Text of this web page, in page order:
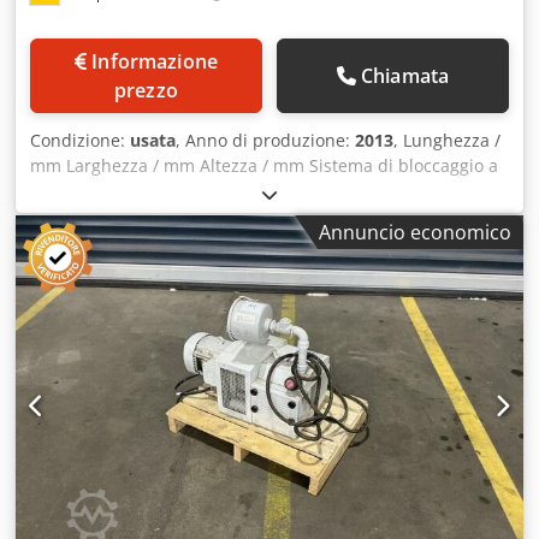
prezzo
Chiamata
Condizione: usata, Anno di produzione: 2013, Lunghezza /
mm Larghezza / mm Altezza / mm Sistema di bloccaggio a
vuoto Becker U 3.6 S-09 – 230 V – Anno di fabbricazione
2013 – completo di pompa a vuoto, serbatoio a vuoto e
tavolo a vuoto In vendita un sistema di bloccaggio a vuoto
Becker completo, composto da una pompa a vuoto Becker
modello U 3.6 S-09, un serbatoio a vuoto, un tavolo a vuoto
(piastra di bloccaggio) e gli accessori di bloccaggio mostrati
nelle immagini. Il sistema proviene da un utilizzo
industriale ed è ideale per il bloccaggio di pezzi su
fresatrici CNC, centri di lavorazione, nell'industria della
lavorazione del legno e della plastica o per altre
applicazioni che richiedono il vuoto. Dati tecnici
Produttore: Becker Modello: U 3.6 S-09 Anno di
fabbricazione: 2013 Tensione di esercizio: 230 V (1 fase)
Potenza: 0,30 kW (50 Hz) / 0,36 kW (60 Hz) Velocità: 1380 /
Annuncio economico